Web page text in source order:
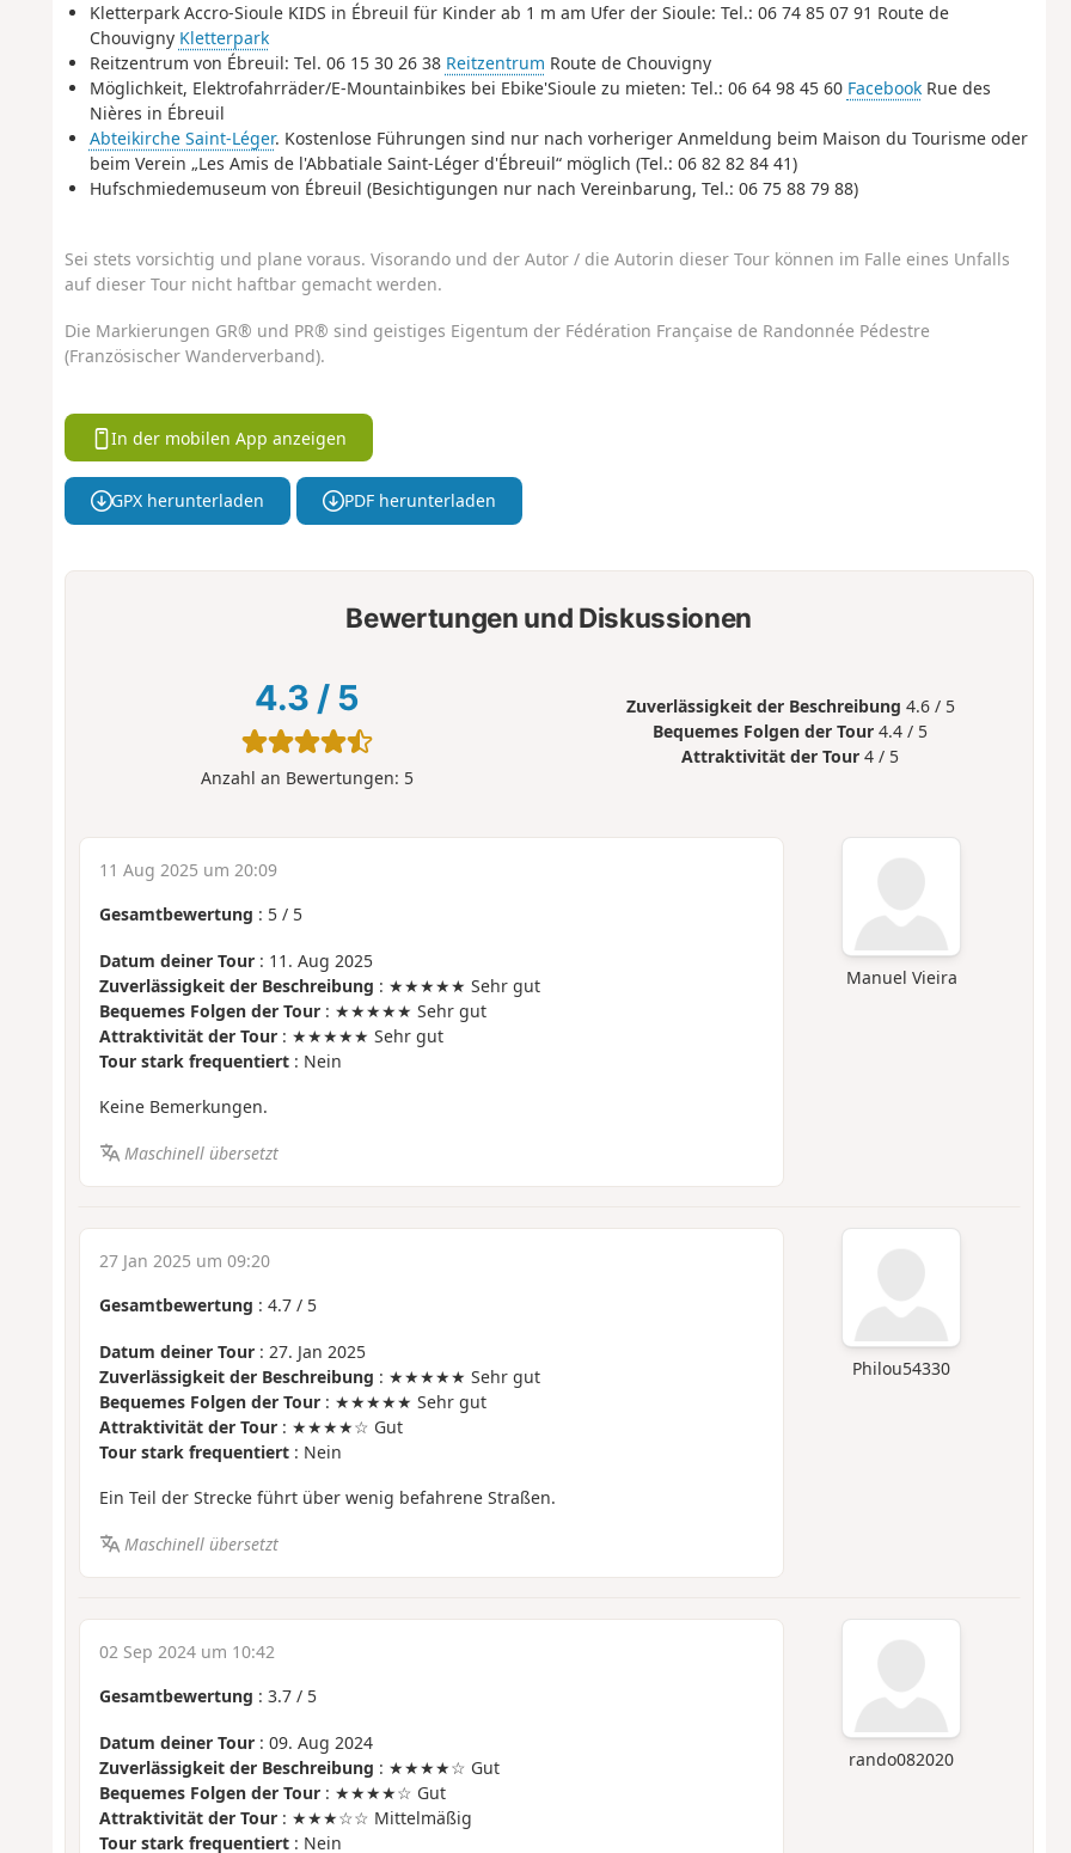
Kletterpark Accro-Sioule KIDS in Ébreuil für Kinder ab 1 m am Ufer der Sioule: Tel.: 06 74 85 07 91 Route de
Chouvigny Kletterpark
Reitzentrum von Ébreuil: Tel. 06 15 30 26 38 Reitzentrum Route de Chouvigny
Möglichkeit, Elektrofahrräder/E-Mountainbikes bei Ebike'Sioule zu mieten: Tel.: 06 64 98 45 60 FacebookRue des
Nières in Ébreuil
Abteikirche Saint-Léger. Kostenlose Führungen sind nur nach vorheriger Anmeldung beim Maison du Tourisme oder
beim Verein „Les Amis de l'Abbatiale Saint-Léger d'Ébreuil“ möglich (Tel.: 06 82 82 84 41)
Hufschmiedemuseum von Ébreuil (Besichtigungen nur nach Vereinbarung, Tel.: 06 75 88 79 88)
Sei stets vorsichtig und plane voraus. Visorando und der Autor / die Autorin dieser Tour können im Falle eines Unfalls
auf dieser Tour nicht haftbar gemacht werden.
Die Markierungen GR® und PR® sind geistiges Eigentum der Fédération Française de Randonnée Pédestre
(Französischer Wanderverband).
In der mobilen App anzeigen
GPX herunterladen PDF herunterladen
Bewertungen und Diskussionen
4.3 / 5
Anzahl an Bewertungen: 5
Zuverlässigkeit der Beschreibung 4.6 / 5
Bequemes Folgen der Tour 4.4 / 5
Attraktivität der Tour 4 / 5
Manuel Vieira
11 Aug 2025 um 20:09
Gesamtbewertung : 5/ 5
Datum deiner Tour: 11. Aug 2025
Zuverlässigkeit der Beschreibung : ★★★★★ Sehr gut
Bequemes Folgen der Tour: ★★★★★ Sehr gut
Attraktivität der Tour: ★★★★★ Sehr gut
Tour stark frequentiert: Nein
Keine Bemerkungen.
Maschinell übersetzt
Philou54330
27 Jan 2025 um 09:20
Gesamtbewertung : 4.7/ 5
Datum deiner Tour: 27. Jan 2025
Zuverlässigkeit der Beschreibung : ★★★★★ Sehr gut
Bequemes Folgen der Tour: ★★★★★ Sehr gut
Attraktivität der Tour: ★★★★☆ Gut
Tour stark frequentiert: Nein
Ein Teil der Strecke führt über wenig befahrene Straßen.
Maschinell übersetzt
rando082020
02 Sep 2024 um 10:42
Gesamtbewertung : 3.7/ 5
Datum deiner Tour: 09. Aug 2024
Zuverlässigkeit der Beschreibung : ★★★★☆ Gut
Bequemes Folgen der Tour: ★★★★☆ Gut
Attraktivität der Tour: ★★★☆☆ Mittelmäßig
Tour stark frequentiert: Nein